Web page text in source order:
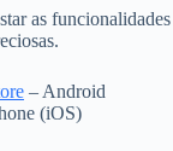
as
– Android
(iOS)